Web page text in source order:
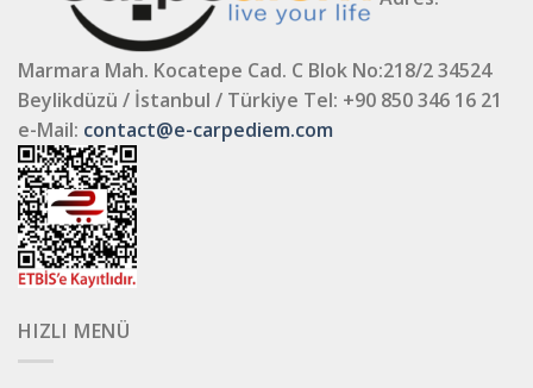
Marmara Mah. Kocatepe Cad. C Blok No:218/2 34524
Beylikdüzü / İstanbul / Türkiye Tel: +90 850 346 16 21
e-Mail: contact@e-carpediem.com
HIZLI MENÜ